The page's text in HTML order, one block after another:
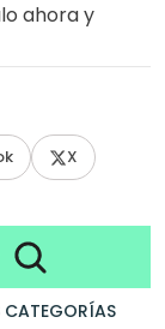
ahora y
X
CATEGORÍAS